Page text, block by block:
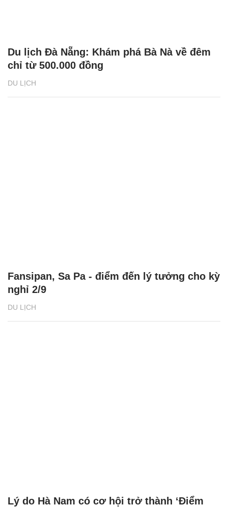
DU LỊCH
Du lịch Đà Nẵng: Khám phá Bà Nà về đêm
chỉ từ 500.000 đồng
DU LỊCH
Fansipan, Sa Pa - điểm đến lý tưởng cho kỳ
nghỉ 2/9
Lý do Hà Nam có cơ hội trở thành ‘Điểm